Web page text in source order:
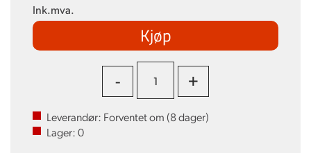
Ink.mva.
Kjøp
- +
Leverandør: Forventet om (8dager)
Lager:0